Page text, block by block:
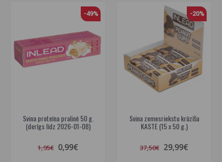
-49%
Svina proteīna pralinē 50 g.
(derīgs līdz 2026-01-08)
1,95€ 0,99€
-20%
Svina zemesriekstu krūzīšu
KASTE (15 x 50 g.)
37,50€ 29,99€